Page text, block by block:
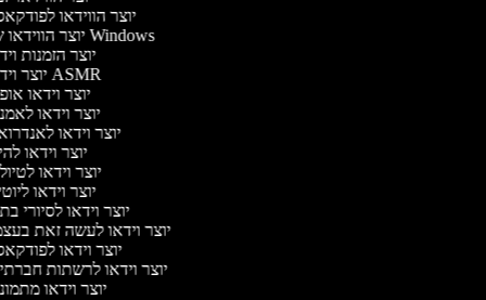
יוצר הווידאו
יוצר הווידאו של Windows
יוצר הזמנות
יוצר וידאו ASMR
יוצר וידאו
יוצר וידאו
יוצר וידאו
יוצר וידאו
יוצר וידאו
יוצר וידאו
יוצר וידאו לסיורי
יוצר וידאו לעשה זאת
יוצר וידאו
יוצר וידאו לרשתות
יוצר וידאו